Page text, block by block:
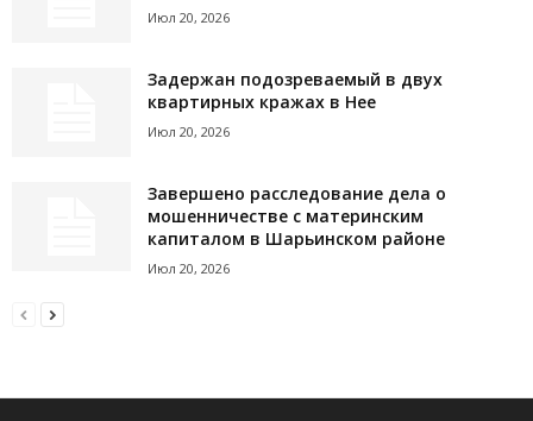
Июл 20, 2026
Задержан подозреваемый в двух
квартирных кражах в Нее
Июл 20, 2026
Завершено расследование дела о
мошенничестве с материнским
капиталом в Шарьинском районе
Июл 20, 2026